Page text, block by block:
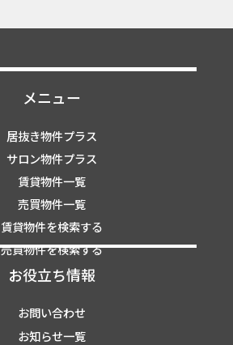
メニュー
居抜き物件プラス
サロン物件プラス
賃貸物件一覧
売買物件一覧
賃貸物件を検索する
売買物件を検索する
お役立ち情報
お問い合わせ
お知らせ一覧